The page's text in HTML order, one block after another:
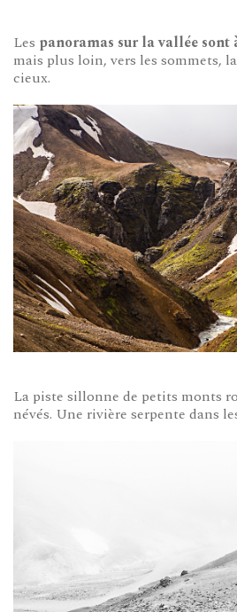
Les panoramas sur la vallée sont
mais plus loin, vers les sommets,
cieux.
La piste sillonne de petits monts
névés. Une rivière serpente dans